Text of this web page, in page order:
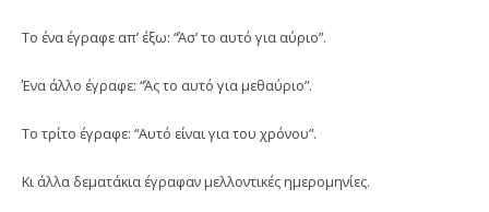
Το ένα έγραφε απ’ έξω: “Άσ’ το αυτό για αύριο”.
Ένα άλλο έγραφε: “Άς το αυτό για μεθαύριο”.
Το τρίτο έγραφε: “Αυτό είναι για του χρόνου”.
Κι άλλα δεματάκια έγραφαν μελλοντικές ημερομηνίες.